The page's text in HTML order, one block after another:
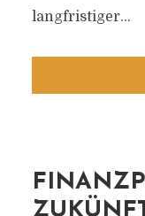
langfristiger...